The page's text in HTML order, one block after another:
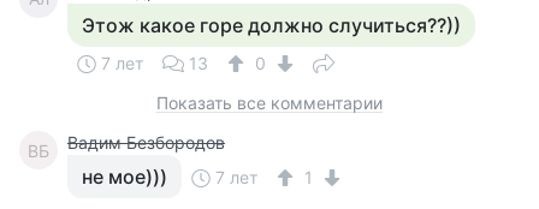
Этож какое горе должно случиться??))
7 лет 13
0
Показать все комментарии
ВБ Вадим Безбородов
не мое))) 7 лет 1